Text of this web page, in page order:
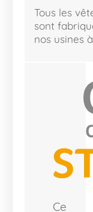
Tous les
sont
nos usines
Ce